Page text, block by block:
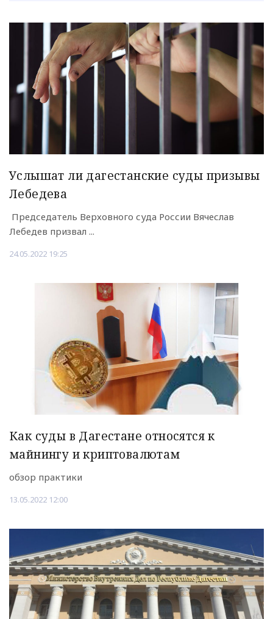
Услышат ли дагестанские суды призывы
Лебедева
Председатель Верховного суда России Вячеслав
Лебедев призвал ...
24.05.2022 19:25
Как суды в Дагестане относятся к
майнингу и криптовалютам
обзор практики
13.05.2022 12:00